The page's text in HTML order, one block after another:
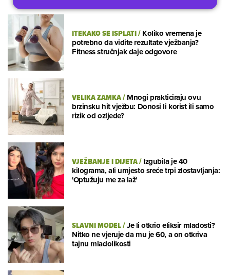
ITEKAKO SE ISPLATI/Koliko vremena je
potrebno da vidite rezultate vježbanja?
Fitness stručnjak daje odgovore
VELIKA ZAMKA/Mnogi prakticiraju ovu
brzinsku hit vježbu: Donosi li korist ili samo
rizik od ozljede?
VJEŽBANJE I DIJETA/Izgubila je 40
kilograma, ali umjesto sreće trpi zlostavljanja:
'Optužuju me za laž'
SLAVNI MODEL/Je li otkrio eliksir mladosti?
Nitko ne vjeruje da mu je 60, a on otkriva
tajnu mladolikosti